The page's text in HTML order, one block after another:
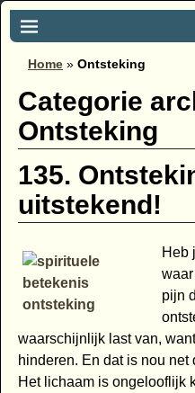
Home » Ontsteking
Categorie
Ontsteking
135.
uitstekend!
Heb
pijn
waarschijnlijk last van,
hinderen. En dat is nou
Het lichaam is ongelooflijk